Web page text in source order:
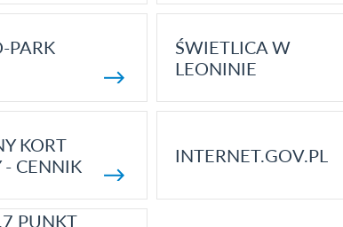
PARK
ŚWIETLICA W
LEONINIE
KORT
- CENNIK
INTERNET.GOV.PL
PUNKT